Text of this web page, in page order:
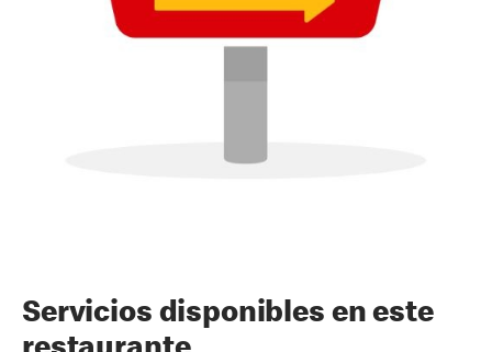
Servicios disponibles en este